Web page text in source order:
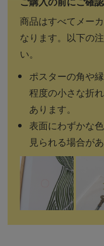
商品はすべてメー
なります。以下の
い。
ポスターの角や
程度の小さな折
あります。
表面にわずかな
見られる場合があ